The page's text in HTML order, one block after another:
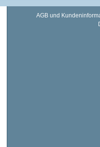
AGB und